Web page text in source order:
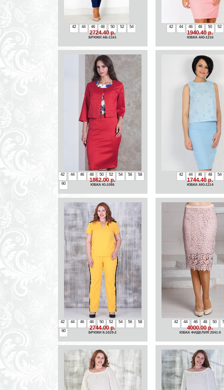
42 44 46 48 50 52 54
2724.40 р.
БРЮКИ АБ-1161
42 44 46 48 50 52
1940.40 р.
ЮБКА АЮ-1216
42 44 46 48 50 52 54 56
58
60
1862.00 р.
ЮБКА Ю-1086
42 44 46 48 54
1744.40 р.
ЮБКА АЮ-1214
42 44 46 48 50 52 54 56
58
60
2744.00 р.
БРЮКИ К-1029-2
42 44 46 48 50
4000.00 р.
ЮБКА ФИДЕЛИЯ 2041-5